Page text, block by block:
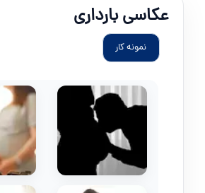
عکاسی بارداری
نمونه کار